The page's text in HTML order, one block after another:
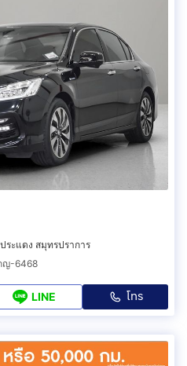
ระแดง สมุทรปราการ
ญ-6468
LINE โทร